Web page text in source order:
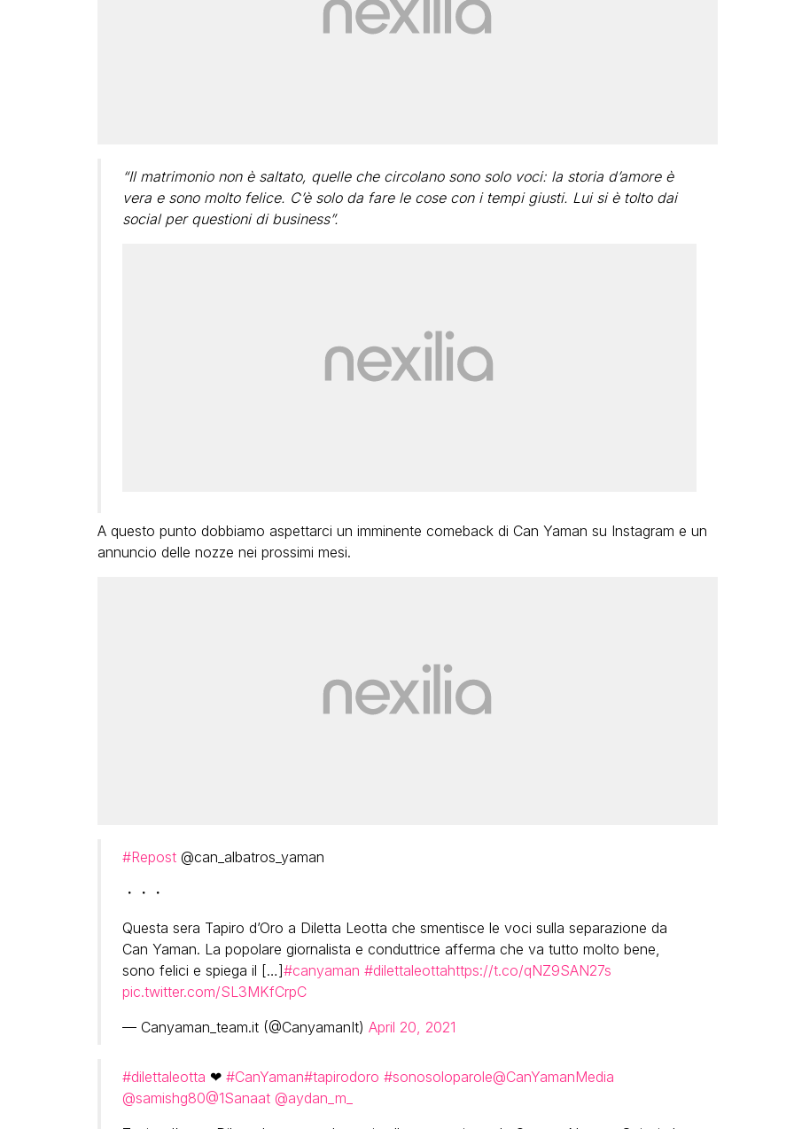
“Il matrimonio non è saltato, quelle che circolano sono solo voci: la storia d’amore è
vera e sono molto felice. C’è solo da fare le cose con i tempi giusti. Lui si è tolto dai
social per questioni di business”.
A questo punto dobbiamo aspettarci un imminente comeback di Can Yaman su Instagram e un
annuncio delle nozze nei prossimi mesi.
#Repost@can_albatros_yaman
・・・
Questa sera Tapiro d’Oro a Diletta Leotta che smentisce le voci sulla separazione da
Can Yaman. La popolare giornalista e conduttrice afferma che va tutto molto bene,
sono felici e spiega il […]#canyaman #dilettaleottahttps://t.co/qNZ9SAN27s
pic.twitter.com/SL3MKfCrpC
— Canyaman_team.it (@CanyamanIt) April 20, 2021
#dilettaleotta ❤ #CanYaman#tapirodoro #sonosoloparole@CanYamanMedia
@samishg80@1Sanaat @aydan_m_